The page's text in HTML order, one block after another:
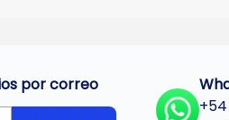
por correo
+54